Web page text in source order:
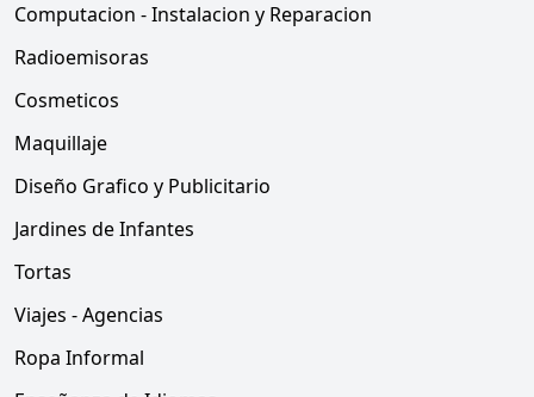
Computacion - Instalacion y Reparacion
Radioemisoras
Cosmeticos
Maquillaje
Diseño Grafico y Publicitario
Jardines de Infantes
Tortas
Viajes - Agencias
Ropa Informal